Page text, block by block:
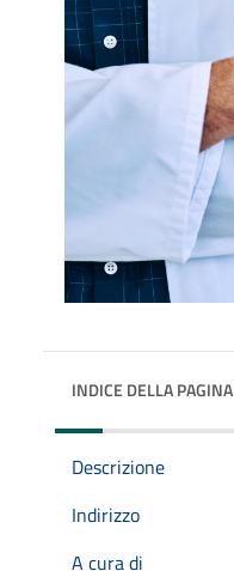
INDICE DELLA PAGINA
Descrizione
Indirizzo
A cura di